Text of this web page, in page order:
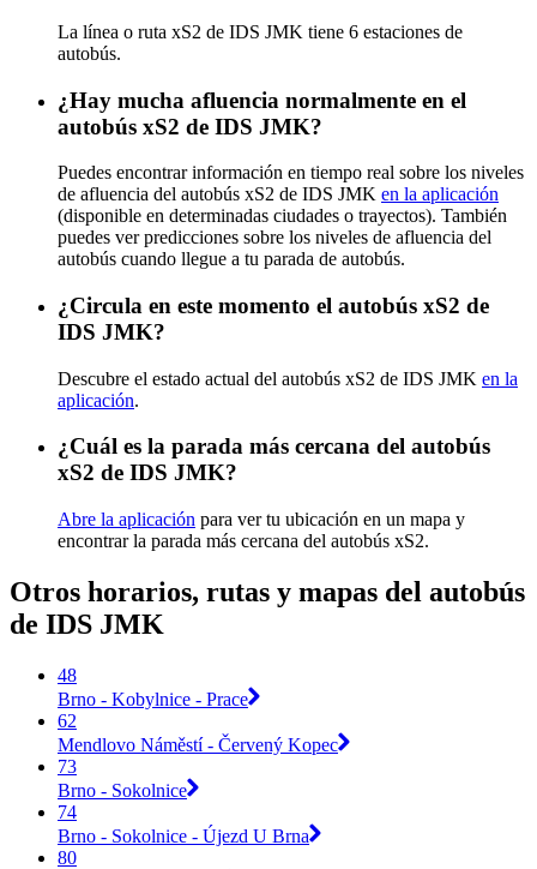
La línea o ruta xS2 de IDS JMK tiene 6 estaciones de
autobús.
¿Hay mucha afluencia normalmente en el
autobús xS2 de IDS JMK?
Puedes encontrar información en tiempo real sobre los niveles
de afluencia del autobús xS2 de IDS JMK en la aplicación
(disponible en determinadas ciudades o trayectos). También
puedes ver predicciones sobre los niveles de afluencia del
autobús cuando llegue a tu parada de autobús.
¿Circula en este momento el autobús xS2 de
IDS JMK?
Descubre el estado actual del autobús xS2 de IDS JMK en la
aplicación.
¿Cuál es la parada más cercana del autobús
xS2 de IDS JMK?
Abre la aplicación para ver tu ubicación en un mapa y
encontrar la parada más cercana del autobús xS2.
Otros horarios, rutas y mapas del autobús
de IDS JMK
48
Brno - Kobylnice - Prace
62
Mendlovo Náměstí - Červený Kopec
73
Brno - Sokolnice
74
Brno - Sokolnice - Újezd U Brna
80